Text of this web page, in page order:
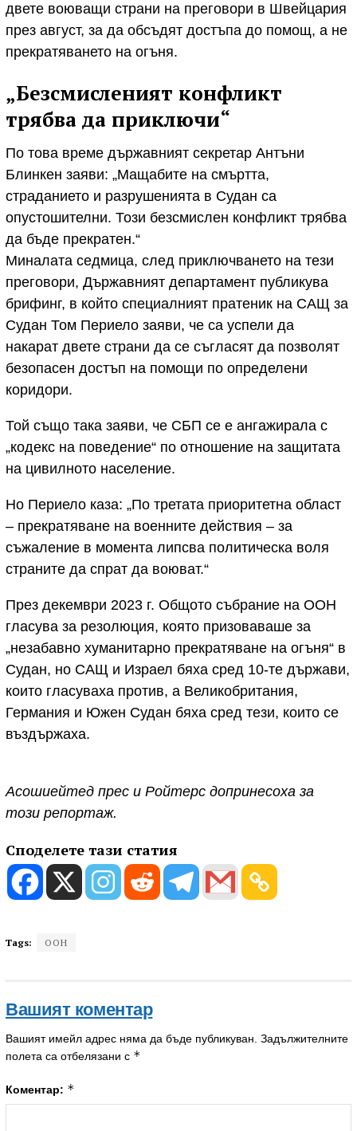
двете воюващи страни на преговори в Швейцария
през август, за да обсъдят достъпа до помощ, а не
прекратяването на огъня.
„Безсмисленият конфликт
трябва да приключи“
По това време държавният секретар Антъни
Блинкен заяви: „Мащабите на смъртта,
страданието и разрушенията в Судан са
опустошителни. Този безсмислен конфликт трябва
да бъде прекратен.“
Миналата седмица, след приключването на тези
преговори, Държавният департамент публикува
брифинг, в който специалният пратеник на САЩ за
Судан Том Периело заяви, че са успели да
накарат двете страни да се съгласят да позволят
безопасен достъп на помощи по определени
коридори.
Той също така заяви, че СБП се е ангажирала с
„кодекс на поведение“ по отношение на защитата
на цивилното население.
Но Периело каза: „По третата приоритетна област
– прекратяване на военните действия – за
съжаление в момента липсва политическа воля
страните да спрат да воюват.“
През декември 2023 г. Общото събрание на ООН
гласува за резолюция, която призоваваше за
„незабавно хуманитарно прекратяване на огъня“ в
Судан, но САЩ и Израел бяха сред 10-те държави,
които гласуваха против, а Великобритания,
Германия и Южен Судан бяха сред тези, които се
въздържаха.
Асошиейтед прес и Ройтерс допринесоха за
този репортаж.
Споделете тази статия
Tags: ООН
Вашият коментар
Вашият имейл адрес няма да бъде публикуван. Задължителните
полета са отбелязани с *
Коментар: *